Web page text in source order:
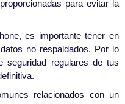
para evitar la
es importante tener en
no respaldados. Por lo
seguridad regulares de tus
relacionados con un